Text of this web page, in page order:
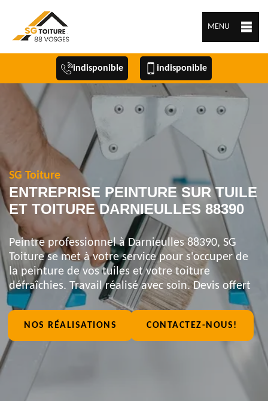
MENU
indisponible indisponible
SG Toiture
ENTREPRISE PEINTURE SUR TUILE
ET TOITURE DARNIEULLES 88390
Peintre professionnel à Darnieulles 88390, SG
Toiture se met à votre service pour s'occuper de
la peinture de vos tuiles et votre toiture
défraîchies. Travail réalisé avec soin. Devis offert
NOS RÉALISATIONS CONTACTEZ-NOUS!